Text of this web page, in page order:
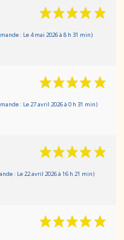
: Le 4 mai 2026 à 8 h 31 min)
: Le 27 avril 2026 à 0 h 31 min)
: Le 22 avril 2026 à 16 h 21 min)